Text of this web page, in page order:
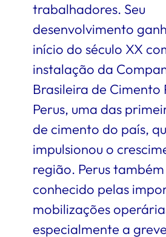
trabalhadores. Seu
desenvolvimento
início do século XX
instalação da
Brasileira de Cimento
Perus, uma das
de cimento do país,
impulsionou o
região. Perus
conhecido pelas
mobilizações
especialmente a